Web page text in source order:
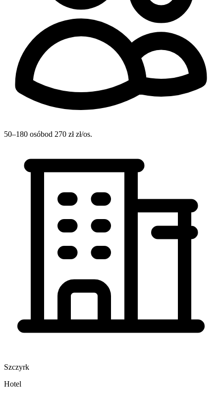
50–180 osóbod 270 zł zł/os.
Szczyrk
Hotel